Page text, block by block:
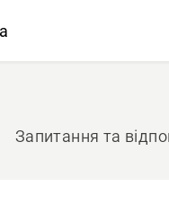
Запитання та